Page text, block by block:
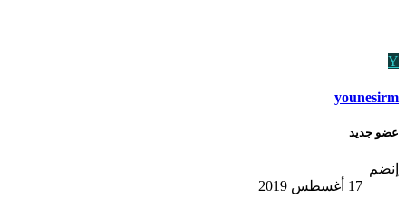
Y
younesirm
عضو جديد
إنضم
17 أغسطس 2019